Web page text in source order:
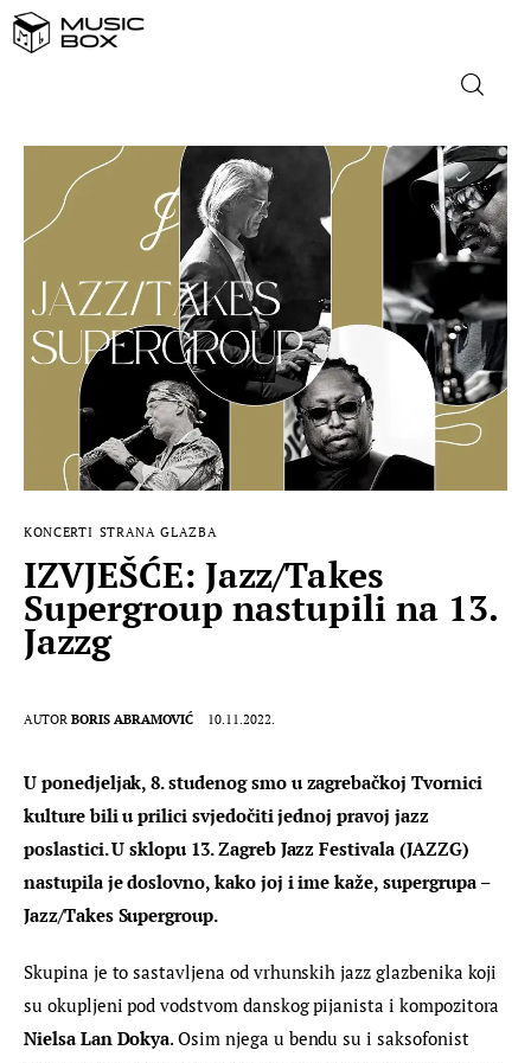
NASLOVNICA
DOMAĆA GLAZBA
STRANA GLAZBA
FILM
MUSIC BOX
KONCERTI STRANA GLAZBA
IZVJEŠĆE: Jazz/Takes
Supergroup nastupili na 13.
Jazzg
AUTOR BORIS ABRAMOVIĆ 10.11.2022.
U ponedjeljak, 8. studenog smo u zagrebačkoj Tvornici
kulture bili u prilici svjedočiti jednoj pravoj jazz
poslastici. U sklopu 13. Zagreb Jazz Festivala (JAZZG)
nastupila je doslovno, kako joj i ime kaže, supergrupa –
Jazz/Takes Supergroup.
Skupina je to sastavljena od vrhunskih jazz glazbenika koji
su okupljeni pod vodstvom danskog pijanista i kompozitora
Nielsa Lan Dokya. Osim njega u bendu su i saksofonist